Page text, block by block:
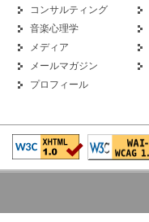
コンサルティング
音楽心理学
メディア
メールマガジン
プロフィール